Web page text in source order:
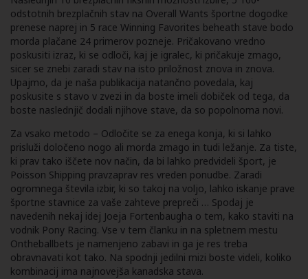
odstotnih brezplačnih stav na Overall Wants športne dogodke
prenese naprej in 5 race Winning Favorites beheath stave bodo
morda plačane 24 primerov pozneje. Pričakovano vredno
poskusiti izraz, ki se odloči, kaj je igralec, ki pričakuje zmago,
sicer se znebi zaradi stav na isto priložnost znova in znova.
Upajmo, da je naša publikacija natančno povedala, kaj
poskusite s stavo v zvezi in da boste imeli dobiček od tega, da
boste naslednjič dodali njihove stave, da so popolnoma novi.
Za vsako metodo – Odločite se za enega konja, ki si lahko
prisluži določeno nogo ali morda zmago in tudi ležanje. Za tiste,
ki prav tako iščete nov način, da bi lahko predvideli šport, je
Poisson Shipping pravzaprav res vreden ponudbe. Zaradi
ogromnega števila izbir, ki so takoj na voljo, lahko iskanje prave
športne stavnice za vaše zahteve prepreči … Spodaj je
navedenih nekaj idej Joeja Fortenbaugha o tem, kako staviti na
vodnik Pony Racing. Vse v tem članku in na spletnem mestu
Ontheballbets je namenjeno zabavi in ​​ga je res treba
obravnavati kot tako. Na spodnji jedilni mizi boste videli, koliko
kombinacij ima najnovejša kanadska stava.